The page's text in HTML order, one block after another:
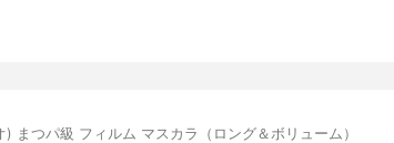
) まつパ級 フィルム マスカラ（ロング＆ボリューム）